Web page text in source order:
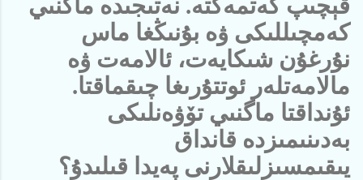
قېچىپ كەتمەكتە. نەتىجىدە ماگنىي
كەمچىللىكى ۋە بۇنىڭغا ماس
نۇرغۇن شىكايەت، ئالامەت ۋە
مالامەتلەر ئوتتۇرىغا چىقماقتا.
ئۇنداقتا ماگنىي تۆۋەنلىكى
بەدىنىمىزدە قانداق
يىقىمسىزلىقلارنى پەيدا قىلىدۇ؟